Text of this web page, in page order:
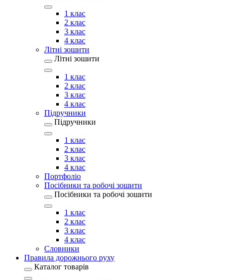
1 клас
2 клас
3 клас
4 клас
Літні зошити
Літні зошити
1 клас
2 клас
3 клас
4 клас
Підручники
Підручники
1 клас
2 клас
3 клас
4 клас
Портфоліо
Посібники та робочі зошити
Посібники та робочі зошити
1 клас
2 клас
3 клас
4 клас
Словники
Правила дорожнього руху
Каталог товарів